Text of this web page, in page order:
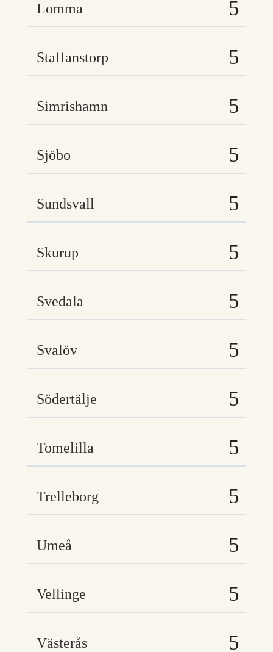
Lomma
Staffanstorp
Simrishamn
Sjöbo
Sundsvall
Skurup
Svedala
Svalöv
Södertälje
Tomelilla
Trelleborg
Umeå
Vellinge
Västerås